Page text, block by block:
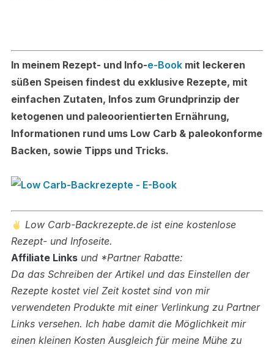
In meinem Rezept- und Info-e-Bookmit leckeren
süßen Speisen findest du exklusive Rezepte, mit
einfachen Zutaten, Infos zum Grundprinzip der
ketogenen und paleoorientierten Ernährung,
Informationen rund ums Low Carb & paleokonforme
Backen, sowie Tipps und Tricks.
Low Carb-Backrezepte.de ist eine kostenlose
Rezept- und Infoseite.
Affiliate Linksund *Partner Rabatte:
Da das Schreiben der Artikel und das Einstellen der
Rezepte kostet viel Zeit kostet sind von mir
verwendeten Produkte mit einer Verlinkung zu Partner
Links versehen. Ich habe damit die Möglichkeit mir
einen kleinen Kosten Ausgleich für meine Mühe zu